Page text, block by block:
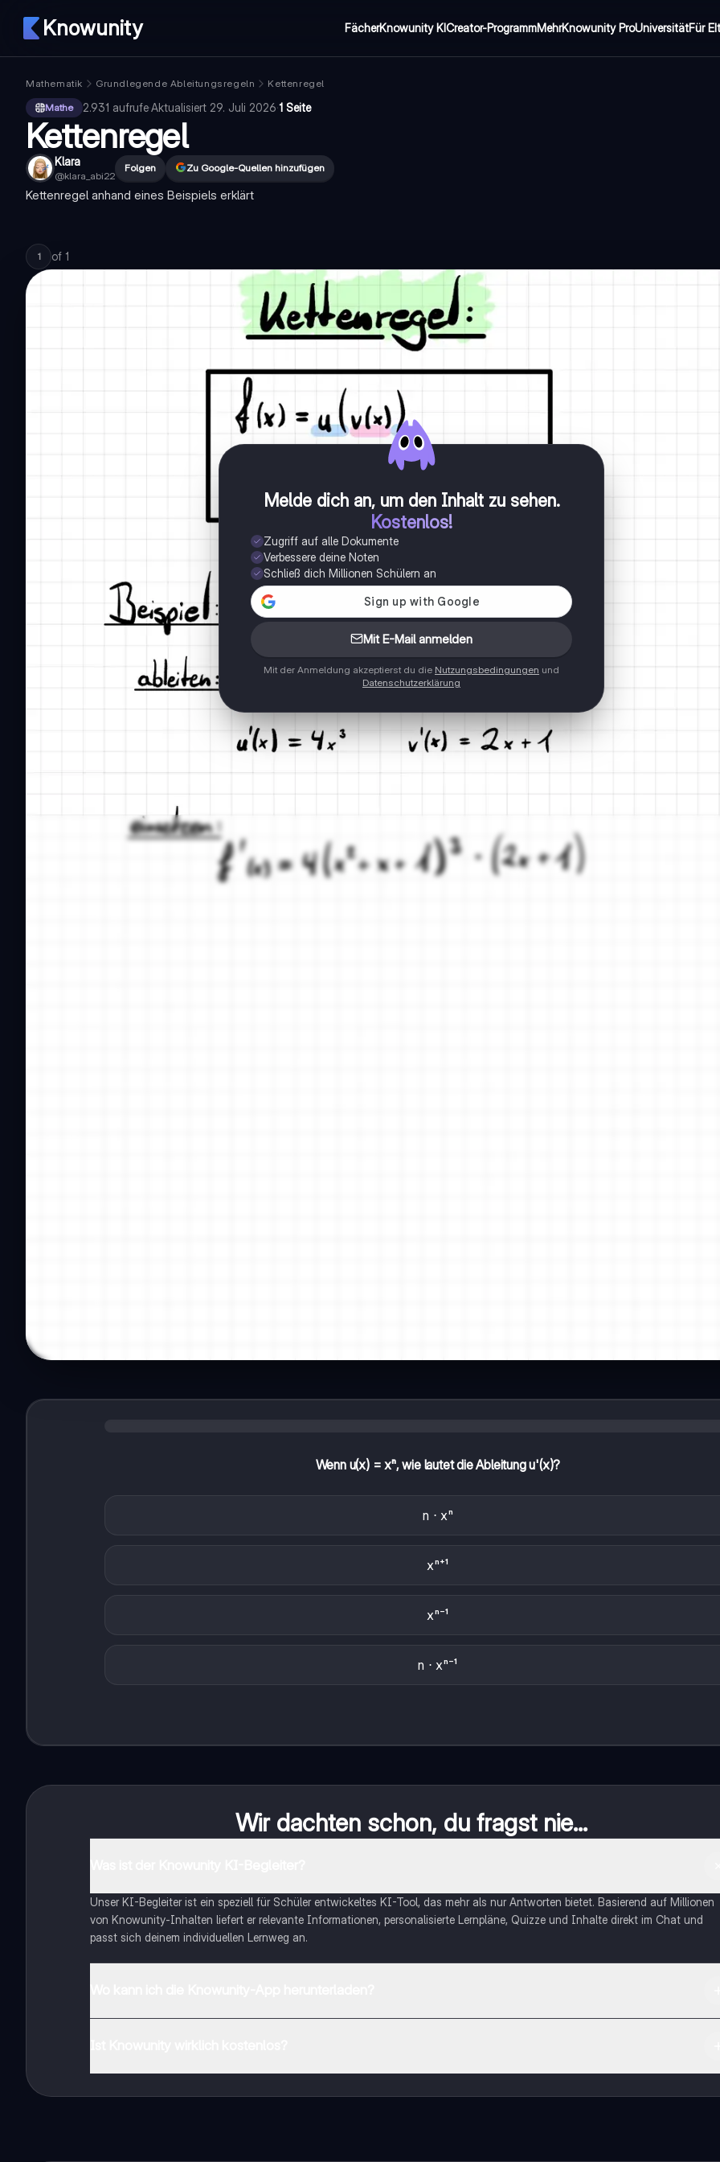
Knowunity FächerKnowunity KICreator-ProgrammMehrKnowunity ProUniversitätFür
Mathematik Grundlegende Ableitungsregeln
Kettenregel
Mathe
2.931 aufrufe·Aktualisiert 29. Juli 2026·1 Seite
Kettenregel
Klara
@klara_abi22
Folgen Zu Google-Quellen hinzufügen
Kettenregel anhand eines Beispiels erklärt
1 of 1
Melde dich an, um den Inhalt zu sehen.
Kostenlos!
Zugriff auf alle Dokumente
Verbessere deine Noten
Schließ dich Millionen Schülern an
Mit E-Mail anmelden
Mit der Anmeldung akzeptierst du die Nutzungsbedingungen und
Datenschutzerklärung
Wenn u(x) = xⁿ, wie lautet die Ableitung u'(x)?
n ⋅ xⁿ
xⁿ⁺¹
xⁿ⁻¹
n ⋅ xⁿ⁻¹
Wir dachten schon, du fragst nie...
Unser KI-Begleiter ist ein speziell für Schüler entwickeltes KI-Tool, das mehr als nur Antworten bietet. Basierend auf Millionen
von Knowunity-Inhalten liefert er relevante Informationen, personalisierte Lernpläne, Quizze und Inhalte direkt im Chat und
passt sich deinem individuellen Lernweg an.
auf deinem Handy.